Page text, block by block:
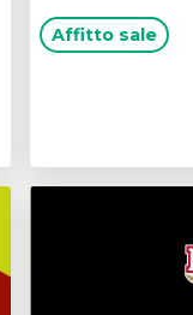
Affitto sale